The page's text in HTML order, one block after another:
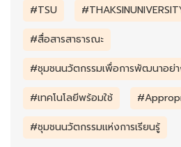
#TSU
#สื่อสารสาธารณะ
#ชุมชนนวัตกรรมเพื่อการพัฒนาอย่
#เทคโนโลยีพร้อมใช้
#ชุมชนนวัตกรรมเเห่งการเรียนรู้